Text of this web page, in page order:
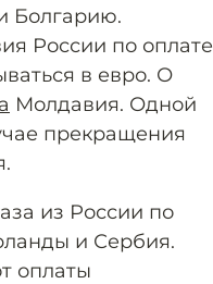
Болгарию.
России по оплате
в евро. О
Молдавия. Одной
прекращения
из России по
и Сербия.
оплаты